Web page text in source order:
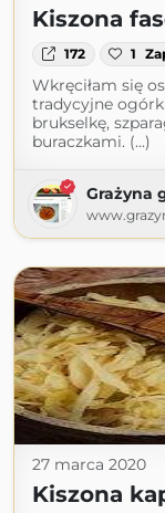
Kiszona
172 1
Wkręciłam się
tradycyjne
brukselkę,
buraczkami. (...)
Grażyna
27 marca 2020
Kiszona